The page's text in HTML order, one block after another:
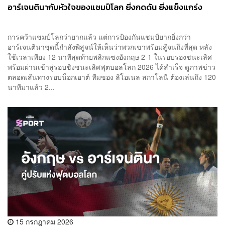
อาร์เจนตินากับหัวใจของแชมป์โลก ยิ่งกดดัน ยิ่งแข็งแกร่ง
การคว้าแชมป์โลกว่ายากแล้ว แต่การป้องกันแชมป์ยากยิ่งกว่า
อาร์เจนตินาชุดนี้กำลังพิสูจน์ให้เห็นว่าพวกเขาพร้อมสู้จนถึงที่สุด หลัง
ใช้เวลาเพียง 12 นาทีสุดท้ายพลิกแซงอังกฤษ 2-1 ในรอบรองชนะเลิศ
พร้อมผ่านเข้าสู่รอบชิงชนะเลิศฟุตบอลโลก 2026 ได้สำเร็จ ดูภาพข่าว
ตลอดเส้นทางรอบน็อกเอาต์ ทีมของ ลิโอเนล สกาโลนี ต้องเล่นถึง 120
นาทีมาแล้ว 2...
15 กรกฎาคม 2026